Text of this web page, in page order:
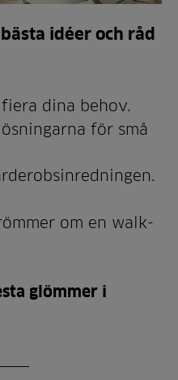
idéer och råd
dina behov.
för små
om en walk-
glömmer i